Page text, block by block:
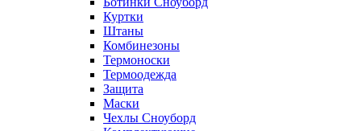
Куртки
Штаны
Комбинезоны
Термоноски
Термоодежда
Защита
Маски
Чехлы Сноуборд